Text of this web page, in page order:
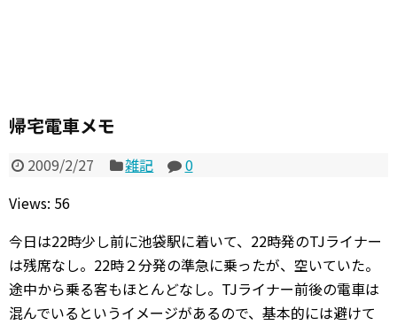
帰宅電車メモ
2009/2/27 雑記
0
Views: 56
今日は22時少し前に池袋駅に着いて、22時発のTJライナー
は残席なし。22時２分発の準急に乗ったが、空いていた。
途中から乗る客もほとんどなし。TJライナー前後の電車は
混んでいるというイメージがあるので、基本的には避けて